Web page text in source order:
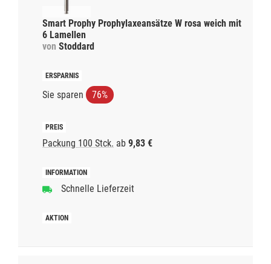
Smart Prophy Prophylaxeansätze W rosa weich mit
6 Lamellen
von Stoddard
Sie sparen 76%
Packung 100 Stck. ab 9,83 €
Schnelle Lieferzeit